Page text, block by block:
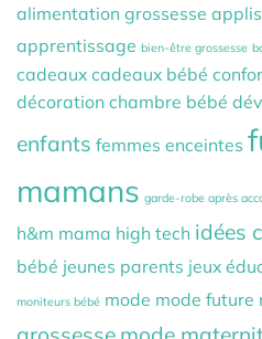
alimentation grossesse
apprentissage bien-être grossesse
cadeaux cadeaux bébé
décoration chambre bébé
enfants femmes enceintes
mamans garde-robe après
h&m mama high tech idées
bébé jeunes parents jeux
moniteurs bébé mode mode future